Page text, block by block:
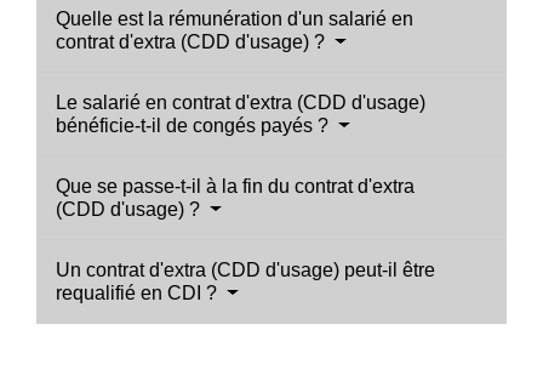
Quelle est la rémunération d'un salarié en
contrat d'extra (CDD d'usage) ?
Le salarié en contrat d'extra (CDD d'usage)
bénéficie-t-il de congés payés ?
Que se passe-t-il à la fin du contrat d'extra
(CDD d'usage) ?
Un contrat d'extra (CDD d'usage) peut-il être
requalifié en CDI ?